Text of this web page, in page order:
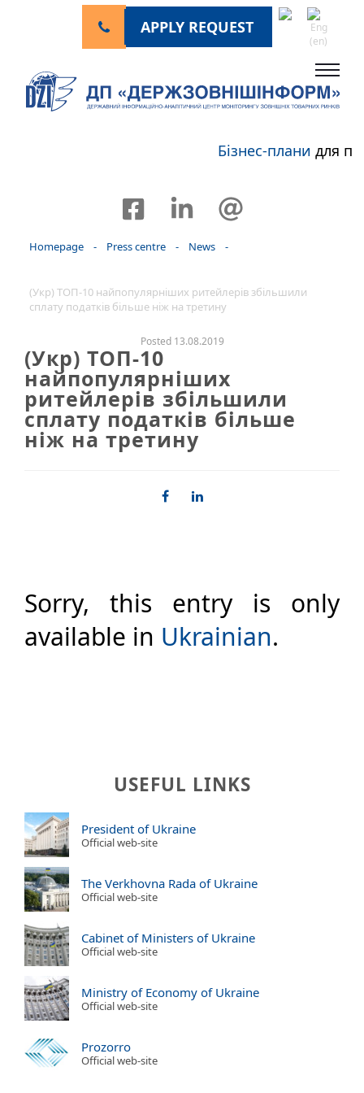
APPLY REQUEST
Бізнес-планидля
Homepage - Press centre - News -
(Укр) ТОП-10 найпопулярніших ритейлерів збільшили
сплату податків більше ніж на третину
Posted 13.08.2019
(Укр) ТОП-10
найпопулярніших
ритейлерів збільшили
сплату податків більше
ніж на третину
Sorry, this entry is only
available in Ukrainian.
USEFUL LINKS
President of Ukraine
Official web-site
The Verkhovna Rada of Ukraine
Official web-site
Cabinet of Ministers of Ukraine
Official web-site
Ministry of Economy of Ukraine
Official web-site
Prozorro
Official web-site